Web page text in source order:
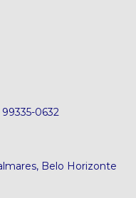
99335-0632
Belo Horizonte